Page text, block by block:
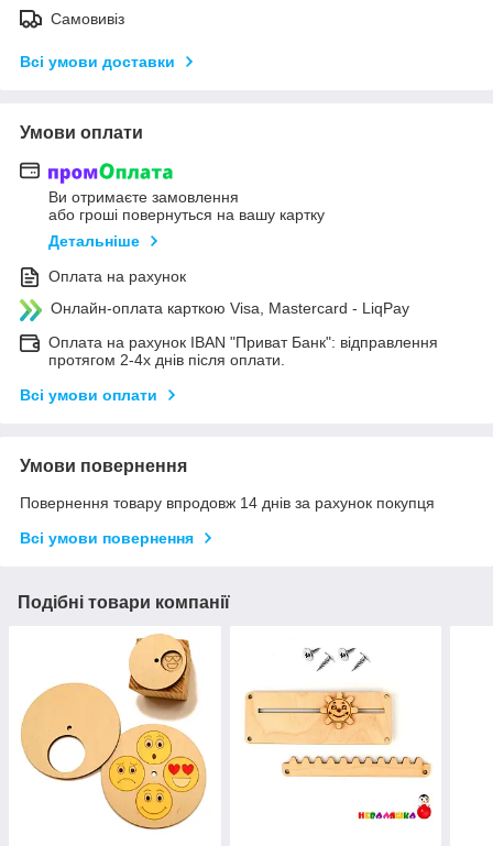
Самовивіз
Всі умови доставки
Умови оплати
Ви отримаєте замовлення
або гроші повернуться на вашу картку
Детальніше
Оплата на рахунок
Онлайн-оплата карткою Visa, Mastercard - LiqPay
Оплата на рахунок IBAN "Приват Банк": відправлення
протягом 2-4х днів після оплати.
Всі умови оплати
Умови повернення
Повернення товару впродовж 14 днів за рахунок покупця
Всі умови повернення
Подібні товари компанії